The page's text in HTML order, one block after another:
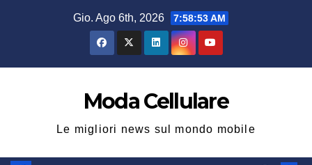
Gio. Ago 6th, 2026 7:58:54 AM
Moda Cellulare
Le migliori news sul mondo mobile